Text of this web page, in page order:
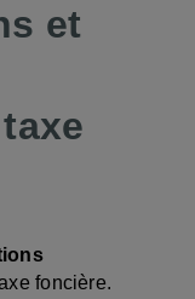
et
foncière.